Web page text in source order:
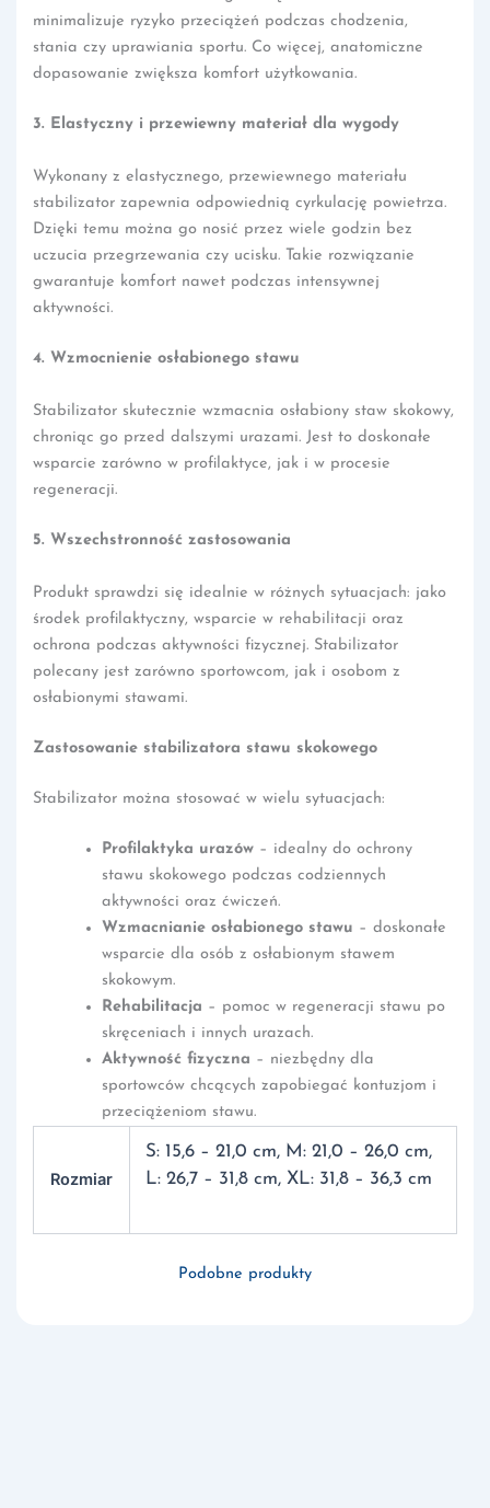
minimalizuje ryzyko przeciążeń podczas chodzenia,
stania czy uprawiania sportu. Co więcej, anatomiczne
dopasowanie zwiększa komfort użytkowania.
3. Elastyczny i przewiewny materiał dla wygody
Wykonany z elastycznego, przewiewnego materiału
stabilizator zapewnia odpowiednią cyrkulację powietrza.
Dzięki temu można go nosić przez wiele godzin bez
uczucia przegrzewania czy ucisku. Takie rozwiązanie
gwarantuje komfort nawet podczas intensywnej
aktywności.
4. Wzmocnienie osłabionego stawu
Stabilizator skutecznie wzmacnia osłabiony staw skokowy,
chroniąc go przed dalszymi urazami. Jest to doskonałe
wsparcie zarówno w profilaktyce, jak i w procesie
regeneracji.
5. Wszechstronność zastosowania
Produkt sprawdzi się idealnie w różnych sytuacjach: jako
środek profilaktyczny, wsparcie w rehabilitacji oraz
ochrona podczas aktywności fizycznej. Stabilizator
polecany jest zarówno sportowcom, jak i osobom z
osłabionymi stawami.
Zastosowanie stabilizatora stawu skokowego
Stabilizator można stosować w wielu sytuacjach:
Profilaktyka urazów – idealny do ochrony
stawu skokowego podczas codziennych
aktywności oraz ćwiczeń.
Wzmacnianie osłabionego stawu – doskonałe
wsparcie dla osób z osłabionym stawem
skokowym.
Rehabilitacja – pomoc w regeneracji stawu po
skręceniach i innych urazach.
Aktywność fizyczna – niezbędny dla
sportowców chcących zapobiegać kontuzjom i
przeciążeniom stawu.
Rozmiar
S: 15,6 – 21,0 cm, M: 21,0 – 26,0 cm,
L: 26,7 – 31,8 cm, XL: 31,8 – 36,3 cm
Podobne produkty